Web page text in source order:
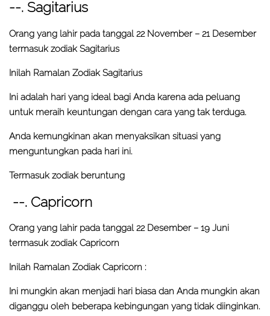
--. Sagitarius
Orang yang lahir pada tanggal 22 November – 21 Desember
termasuk zodiak Sagitarius
Inilah Ramalan Zodiak Sagitarius
Ini adalah hari yang ideal bagi Anda karena ada peluang
untuk meraih keuntungan dengan cara yang tak terduga.
Anda kemungkinan akan menyaksikan situasi yang
menguntungkan pada hari ini.
Termasuk zodiak beruntung
--. Capricorn
Orang yang lahir pada tanggal 22 Desember – 19 Juni
termasuk zodiak Capricorn
Inilah Ramalan Zodiak Capricorn :
Ini mungkin akan menjadi hari biasa dan Anda mungkin akan
diganggu oleh beberapa kebingungan yang tidak diinginkan.